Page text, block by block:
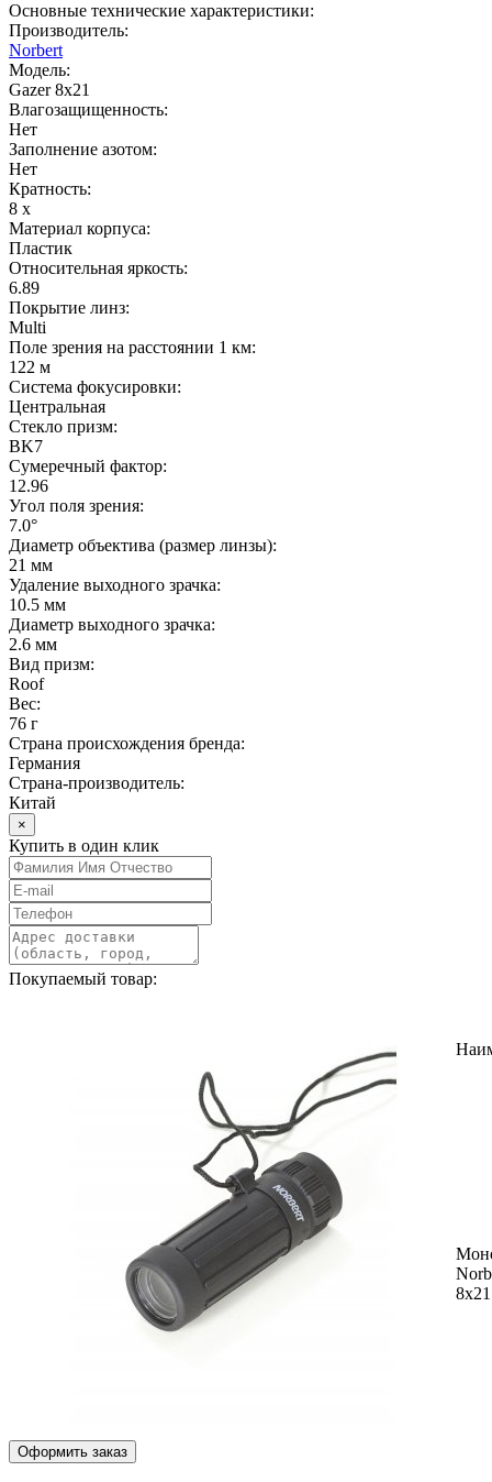
Основные технические характеристики:
Производитель:
Norbert
Модель:
Gazer 8x21
Влагозащищенность:
Нет
Заполнение азотом:
Нет
Кратность:
8 x
Материал корпуса:
Пластик
Относительная яркость:
6.89
Покрытие линз:
Multi
Поле зрения на расстоянии 1 км:
122 м
Система фокусировки:
Центральная
Стекло призм:
BK7
Сумеречный фактор:
12.96
Угол поля зрения:
7.0°
Диаметр объектива (размер линзы):
21 мм
Удаление выходного зрачка:
10.5 мм
Диаметр выходного зрачка:
2.6 мм
Вид призм:
Roof
Вес:
76 г
Страна происхождения бренда:
Германия
Страна-производитель:
Китай
×
Купить в один клик
Покупаемый товар:
8x21
Оформить заказ